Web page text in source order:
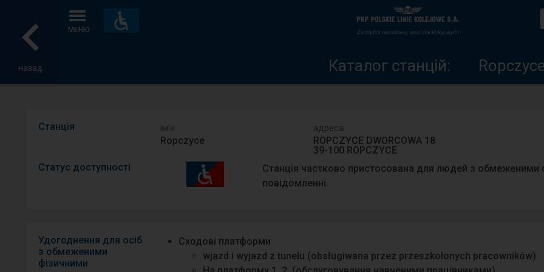
назад
МЕНЮ
Пристосування
та
Каталог
Головна
Каталог станцій: Ropczyce
Станція ім′я
Ropczyce
адреса
ROPCZYCE DWORCOWA 18
39-100 ROPCZYCE
Статус доступності
Станція частково пристосована для людей з
повідомленні.
Удогоднення для осіб
з обмеженими
фізичними
Сходові платформи
wjazd i wyjazd z tunelu (obsługiwana przez przeszkolonych pracowników)